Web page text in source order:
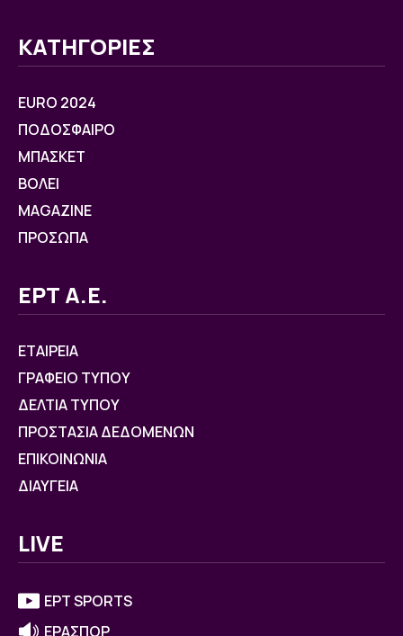
ΚΑΤΗΓΟΡΙΕΣ
EURO 2024
ΠΟΔΟΣΦΑΙΡΟ
ΜΠΑΣΚΕΤ
ΒOΛΕΙ
MAGAZINE
ΠΡΟΣΩΠΑ
ΕΡΤ Α.Ε.
ΕΤΑΙΡΕΙΑ
ΓΡΑΦΕΙΟ ΤΥΠΟΥ
ΔΕΛΤΙΑ ΤΥΠΟΥ
ΠΡΟΣΤΑΣΙΑ ΔΕΔΟΜΕΝΩΝ
ΕΠΙΚΟΙΝΩΝΙΑ
ΔΙΑΥΓΕΙΑ
LIVE
ΕΡΤ SPORTS
ΕΡΑΣΠΟΡ